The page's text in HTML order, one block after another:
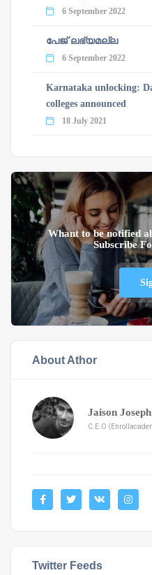
6 September 2022
പേജ് ലഭ്യമല്ല
6 September 2022
Karnataka unlocking:
colleges announced
18 July 2021
Whant to be notified
Subscribe
About Athor
Jaison Joseph
C.E.O
Twitter Feeds